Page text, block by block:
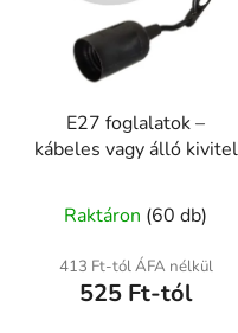
E27 foglalatok –
kábeles vagy álló kivitel
termék
átlagos
értékelése
Raktáron (60 db)
413 Ft-tól ÁFA nélkül
525 Ft-tól